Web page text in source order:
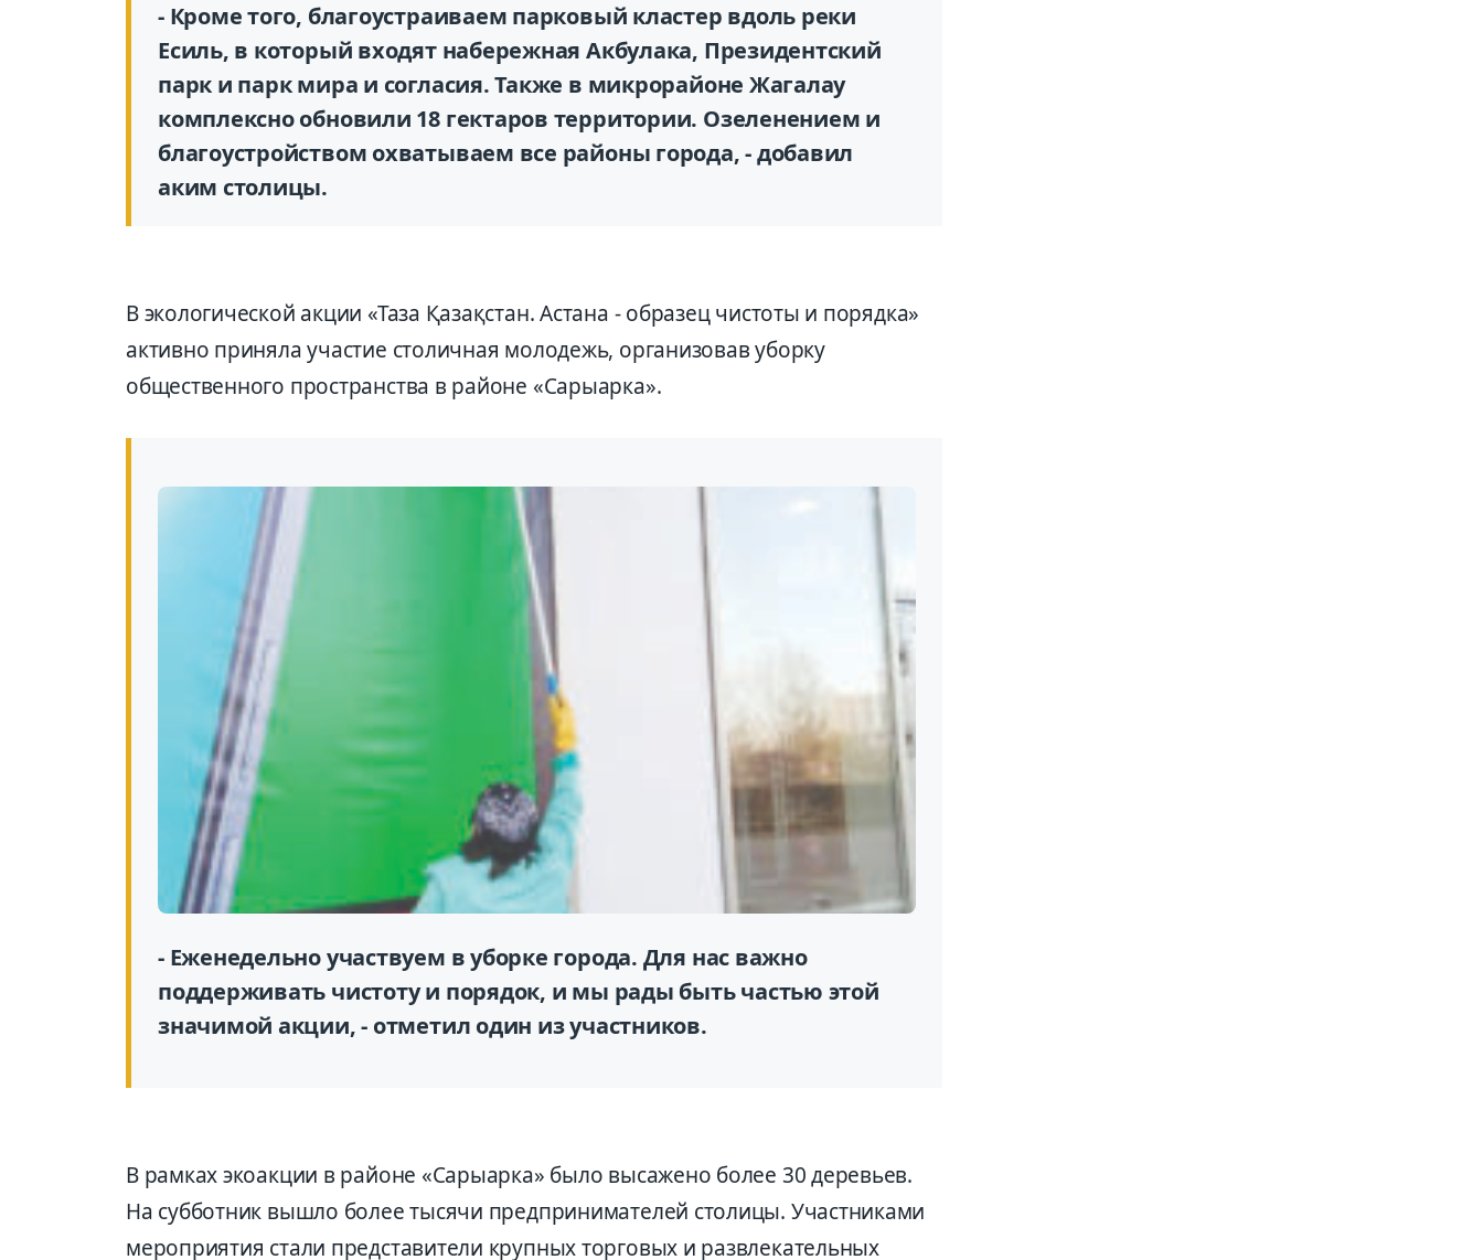
- Кроме того, благоустраиваем парковый кластер вдоль реки
Есиль, в который входят набережная Акбулака, Президентский
парк и парк мира и согласия. Также в микрорайоне Жагалау
комплексно обновили 18 гектаров территории. Озеленением и
благоустройством охватываем все районы города, - добавил
аким столицы.
В экологической акции «Таза Қазақстан. Астана - образец чистоты и порядка»
активно приняла участие столичная молодежь, организовав уборку
общественного пространства в районе «Сарыарка».
- Еженедельно участвуем в уборке города. Для нас важно
поддерживать чистоту и порядок, и мы рады быть частью этой
значимой акции, - отметил один из участников.
В рамках экоакции в районе «Сарыарка» было высажено более 30 деревьев.
На субботник вышло более тысячи предпринимателей столицы. Участниками
мероприятия стали представители крупных торговых и развлекательных